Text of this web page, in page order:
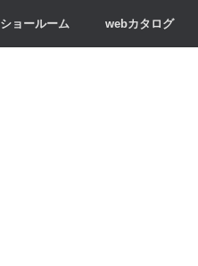
ショールーム webカタログ